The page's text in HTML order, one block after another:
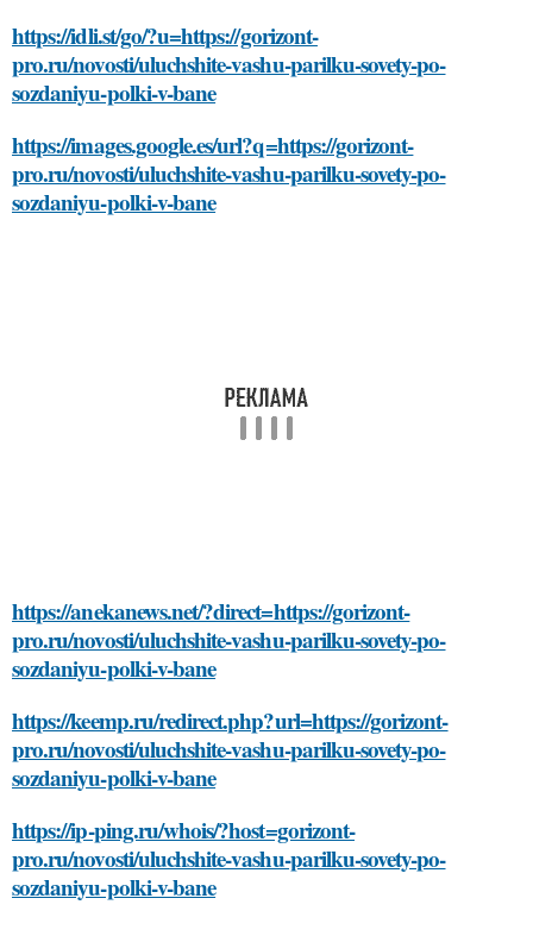
https://idli.st/go/?u=https://gorizont-
pro.ru/novosti/uluchshite-vashu-parilku-sovety-po-
sozdaniyu-polki-v-bane
https://images.google.es/url?q=https://gorizont-
pro.ru/novosti/uluchshite-vashu-parilku-sovety-po-
sozdaniyu-polki-v-bane
https://anekanews.net/?direct=https://gorizont-
pro.ru/novosti/uluchshite-vashu-parilku-sovety-po-
sozdaniyu-polki-v-bane
https://keemp.ru/redirect.php?url=https://gorizont-
pro.ru/novosti/uluchshite-vashu-parilku-sovety-po-
sozdaniyu-polki-v-bane
https://ip-ping.ru/whois/?host=gorizont-
pro.ru/novosti/uluchshite-vashu-parilku-sovety-po-
sozdaniyu-polki-v-bane